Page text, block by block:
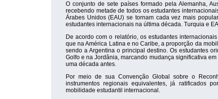
O conjunto de sete países formado pela Alemanha,
recebendo metade de todos os estudantes
Árabes Unidos (EAU) se tornam cada vez mais
estudantes internacionais na última década. Turquia e
De acordo com o relatório, os estudantes
que na América Latina e no Caribe, a proporção da
sendo a Argentina o principal destino. Os estudantes
Golfo e na Jordânia, marcando mudança significativa
uma década antes.
Por meio de sua Convenção Global sobre o
instrumentos regionais equivalentes, já ratificados
mobilidade estudantil internacional.